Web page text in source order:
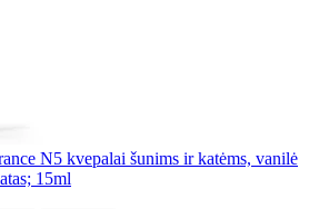
N5 kvepalai šunims ir katėms, vanilė
15ml